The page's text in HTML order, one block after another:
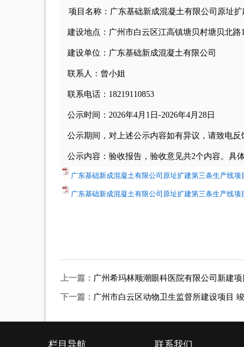
项目名称： 广东基础新成混凝土有限公司原址
建设地点：广州市白云区江高镇塘贝村塘贝北路1
建设单位： 广东基础新成混凝土有限公司
联系人：曾小姐
联系电话：18219110853
公示时间：2026年4月1日-2026年4月28日
公示期间，对上述公示内容如有异议，请致电
公示内容：验收报告，验收意见共2个内容。具
广东基础新成混凝土有限公司原址扩建第三条生产线
广东基础新成混凝土有限公司原址扩建第三条生产线项
上一篇： 广州希玛林顺潮眼科医院有限公司新建
下一篇： 广州市白云区动物卫生监督所建设项目
栏目导航 联系我们